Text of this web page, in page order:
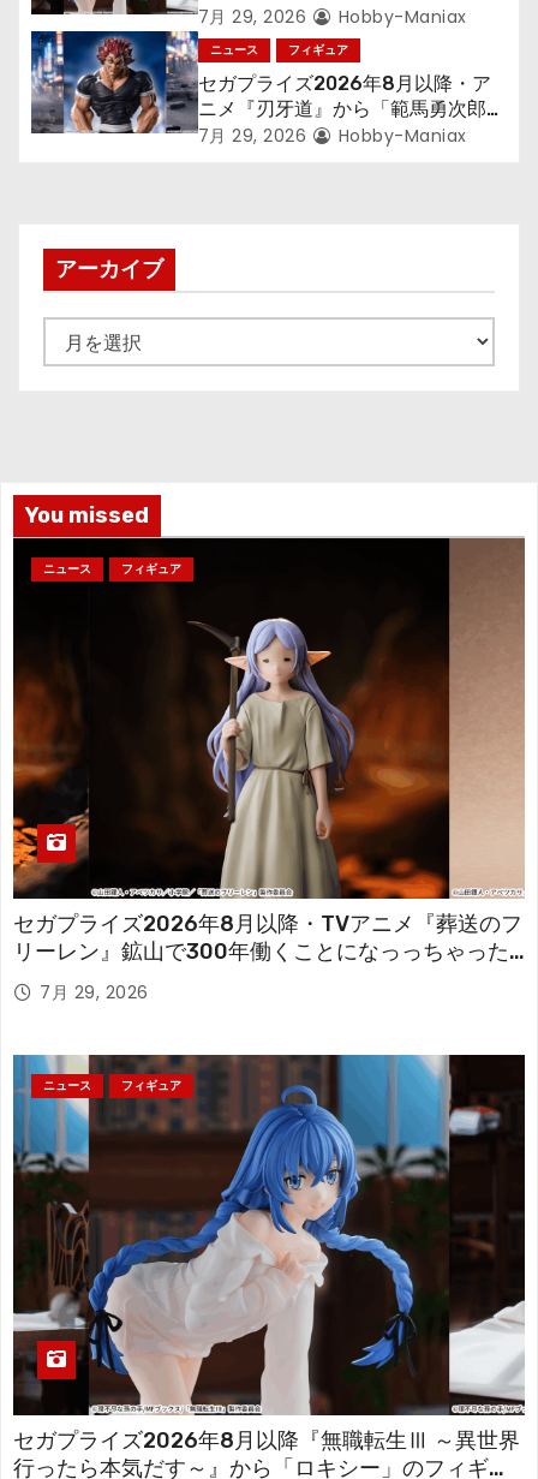
す～』から「ロキシー」のフィギュ
アが登場！
7月 29, 2026 Hobby-Maniax
ニュース フィギュア
セガプライズ2026年8月以降・ア
ニメ『刃牙道』から「範馬勇次郎」
が登場ッッ!!
7月 29, 2026 Hobby-Maniax
アーカイブ
ー
You missed
ニュース フィギュア
セガプライズ2026年8月以降・TVアニメ『葬送のフ
リーレン』鉱山で300年働くことになっっちゃった
「フリーレン」を立体化！
7月 29, 2026
ニュース フィギュア
セガプライズ2026年8月以降『無職転生Ⅲ ～異世界
行ったら本気だす～』から「ロキシー」のフィギュ